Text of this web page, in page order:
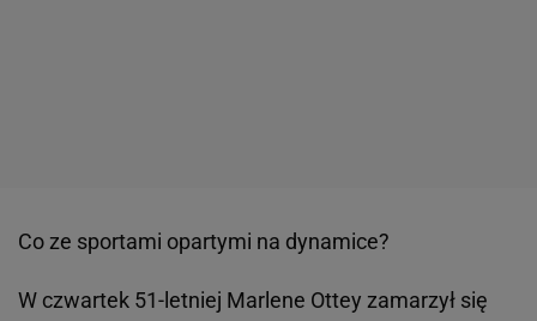
Co ze sportami opartymi na dynamice?
W czwartek 51-letniej Marlene Ottey zamarzył się